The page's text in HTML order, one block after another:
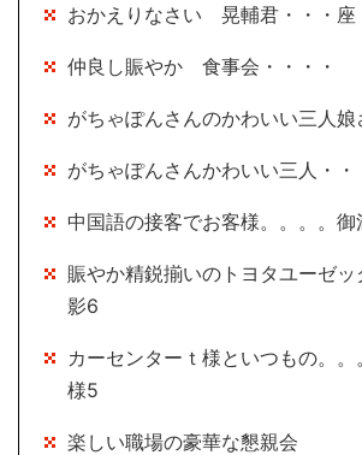
おかえりなさい 晃輔君・・・座
仲良し賑やか 食事会・・・・
がちゃぽんさんのかわいい三人
がちゃぽんさんかわいい三人・・
中国語の接客でお客様。。。。御
賑やか精鋭揃いのトヨタユーゼ
影6
カーセンターｔ様といつもの。。
様5
楽しい職場の豪華な懇親会